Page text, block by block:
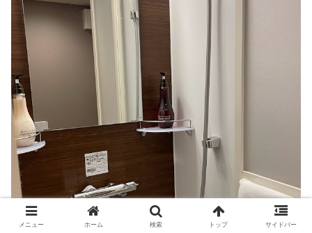
メニュー ホーム 検索 トップ サイドバー